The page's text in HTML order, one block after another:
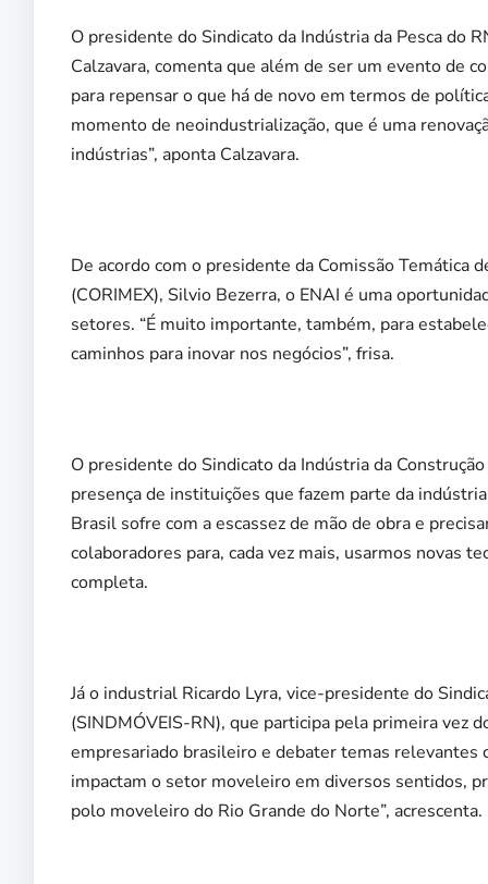
O presidente do Sindicato da Indústria da Pesca do
Calzavara, comenta que além de ser um evento de
para repensar o que há de novo em termos de
momento de neoindustrialização, que é uma
indústrias”, aponta Calzavara.
De acordo com o presidente da Comissão Temática
(CORIMEX), Silvio Bezerra, o ENAI é uma
setores. “É muito importante, também, para
caminhos para inovar nos negócios”, frisa.
O presidente do Sindicato da Indústria da
presença de instituições que fazem parte da
Brasil sofre com a escassez de mão de obra e
colaboradores para, cada vez mais, usarmos novas
completa.
Já o industrial Ricardo Lyra, vice-presidente do
(SINDMÓVEIS-RN), que participa pela primeira vez
empresariado brasileiro e debater temas relevantes
impactam o setor moveleiro em diversos sentidos,
polo moveleiro do Rio Grande do Norte”, acrescenta.